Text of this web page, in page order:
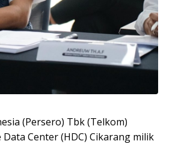
(Persero) Tbk (Telkom)
Center (HDC) Cikarang milik